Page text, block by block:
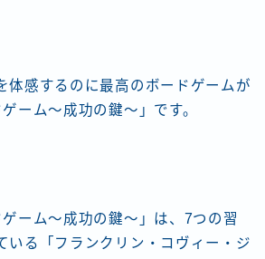
体感するのに最高のボードゲームが
ーム〜成功の鍵〜」です。
ゲーム〜成功の鍵〜」は、7つの習
いる「フランクリン・コヴィー・ジ